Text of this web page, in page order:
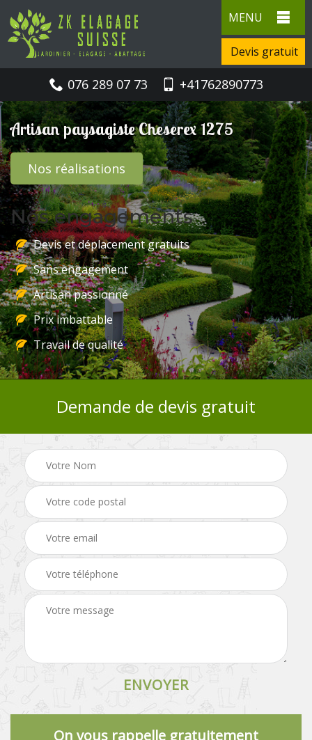
MENU
Devis gratuit
076 289 07 73 +41762890773
Artisan paysagiste Cheserex 1275
Nos réalisations
Nos engagements
Devis et déplacement gratuits
Sans engagement
Artisan passionné
Prix imbattable
Travail de qualité
Demande de devis gratuit
On vous rappelle gratuitement